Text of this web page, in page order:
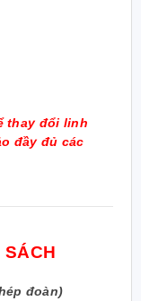
thay đổi linh
đầy đủ các
SÁCH
đoàn)